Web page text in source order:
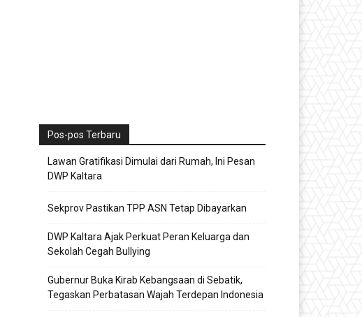
Pos-pos Terbaru
Lawan Gratifikasi Dimulai dari Rumah, Ini Pesan
DWP Kaltara
Sekprov Pastikan TPP ASN Tetap Dibayarkan
DWP Kaltara Ajak Perkuat Peran Keluarga dan
Sekolah Cegah Bullying
Gubernur Buka Kirab Kebangsaan di Sebatik,
Tegaskan Perbatasan Wajah Terdepan Indonesia